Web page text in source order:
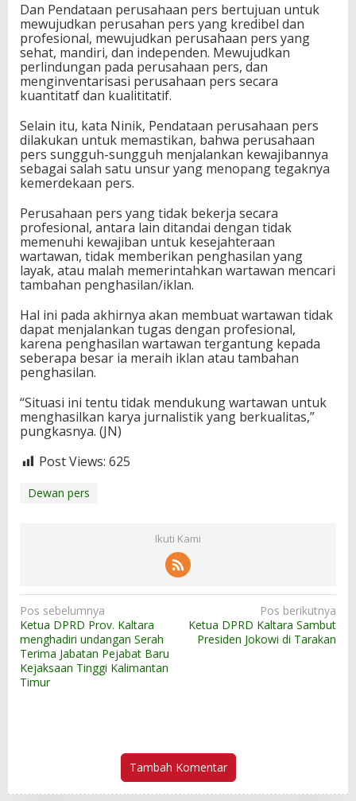
Dan Pendataan perusahaan pers bertujuan untuk
mewujudkan perusahan pers yang kredibel dan
profesional, mewujudkan perusahaan pers yang
sehat, mandiri, dan independen. Mewujudkan
perlindungan pada perusahaan pers, dan
menginventarisasi perusahaan pers secara
kuantitatf dan kualititatif.
Selain itu, kata Ninik, Pendataan perusahaan pers
dilakukan untuk memastikan, bahwa perusahaan
pers sungguh-sungguh menjalankan kewajibannya
sebagai salah satu unsur yang menopang tegaknya
kemerdekaan pers.
Perusahaan pers yang tidak bekerja secara
profesional, antara lain ditandai dengan tidak
memenuhi kewajiban untuk kesejahteraan
wartawan, tidak memberikan penghasilan yang
layak, atau malah memerintahkan wartawan mencari
tambahan penghasilan/iklan.
Hal ini pada akhirnya akan membuat wartawan tidak
dapat menjalankan tugas dengan profesional,
karena penghasilan wartawan tergantung kepada
seberapa besar ia meraih iklan atau tambahan
penghasilan.
“Situasi ini tentu tidak mendukung wartawan untuk
menghasilkan karya jurnalistik yang berkualitas,”
pungkasnya. (JN)
Post Views: 625
Dewan pers
Ikuti Kami
N
a
v
i
p
Pos sebelumnya
Ketua DPRD Prov. Kaltara
menghadiri undangan Serah
Terima Jabatan Pejabat Baru
Kejaksaan Tinggi Kalimantan
Timur
Pos berikutnya
Ketua DPRD Kaltara Sambut
Presiden Jokowi di Tarakan
Tambah Komentar